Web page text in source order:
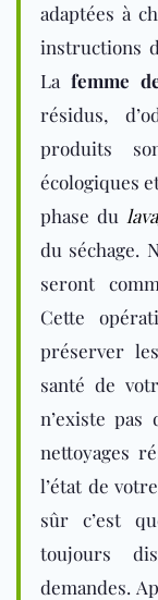
adaptées à
instructions
Lafemme
résidus,
produits
écologiques
phase du
du séchage.
seront
Cette
préserver
santé de
n’existe pas
nettoyages
l’état de
sûr c’est
toujours
demandes.